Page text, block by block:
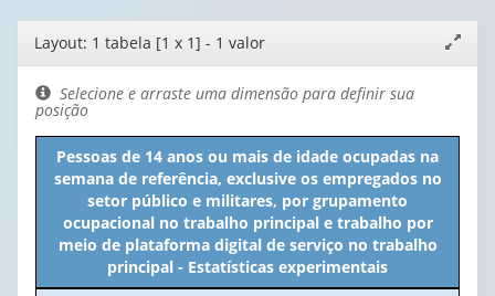
Editor
de
layout
janela
Layout: 1 tabela [1 x 1] - 1 valor
Selecione e arraste uma dimensão para definir sua
posição
Pessoas de 14 anos ou mais de idade ocupadas na
semana de referência, exclusive os empregados no
setor público e militares, por grupamento
ocupacional no trabalho principal e trabalho por
meio de plataforma digital de serviço no trabalho
principal - Estatísticas experimentais